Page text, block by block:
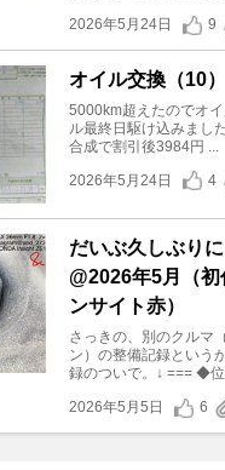
2026年5月24日
9
オイル交換（10）
5000km超えたのでオ
ル最終日駆け込みまし
合成で割引後3984円 ...
2026年5月24日
4
だいぶ久しぶり
@2026年5月（初
ンサイト赤）
さっきの、別のクルマ
ン）の整備記録という
録のついで。↓ === ◆
2026年5月5日
6